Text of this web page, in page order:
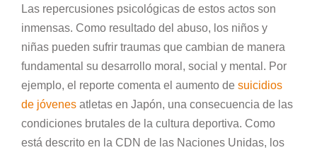
Las repercusiones psicológicas de estos actos son
inmensas. Como resultado del abuso, los niños y
niñas pueden sufrir traumas que cambian de manera
fundamental su desarrollo moral, social y mental. Por
ejemplo, el reporte comenta el aumento de suicidios
de jóvenes atletas en Japón, una consecuencia de las
condiciones brutales de la cultura deportiva. Como
está descrito en la CDN de las Naciones Unidas, los